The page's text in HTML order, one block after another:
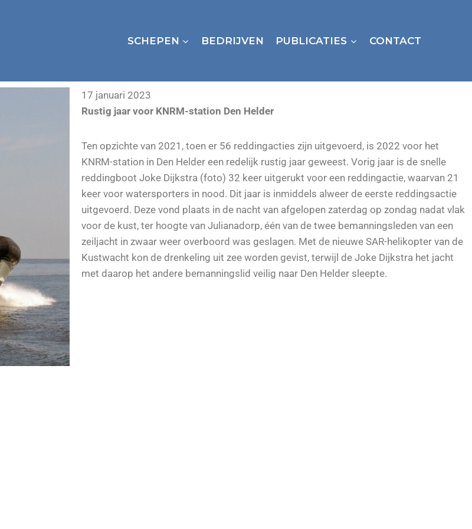
SCHEPEN BEDRIJVEN PUBLICATIES CONTACT
17 januari 2023
Rustig jaar voor KNRM-station Den Helder
Ten opzichte van 2021, toen er 56 reddingacties zijn uitgevoerd, is 2022 voor het
KNRM-station in Den Helder een redelijk rustig jaar geweest. Vorig jaar is de snelle
reddingboot Joke Dijkstra (foto) 32 keer uitgerukt voor een reddingactie, waarvan 21
keer voor watersporters in nood. Dit jaar is inmiddels alweer de eerste reddingsactie
uitgevoerd. Deze vond plaats in de nacht van afgelopen zaterdag op zondag nadat vlak
voor de kust, ter hoogte van Julianadorp, één van de twee bemanningsleden van een
zeiljacht in zwaar weer overboord was geslagen. Met de nieuwe SAR-helikopter van de
Kustwacht kon de drenkeling uit zee worden gevist, terwijl de Joke Dijkstra het jacht
met daarop het andere bemanningslid veilig naar Den Helder sleepte.